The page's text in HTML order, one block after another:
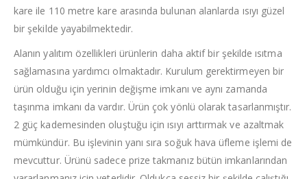
kare ile 110 metre kare arasında bulunan alanlarda ısıyı güzel
bir şekilde yayabilmektedir.
Alanın yalıtım özellikleri ürünlerin daha aktif bir şekilde ısıtma
sağlamasına yardımcı olmaktadır. Kurulum gerektirmeyen bir
ürün olduğu için yerinin değişme imkanı ve aynı zamanda
taşınma imkanı da vardır. Ürün çok yönlü olarak tasarlanmıştır.
2 güç kademesinden oluştuğu için ısıyı arttırmak ve azaltmak
mümkündür. Bu işlevinin yanı sıra soğuk hava üfleme işlemi de
mevcuttur. Ürünü sadece prize takmanız bütün imkanlarından